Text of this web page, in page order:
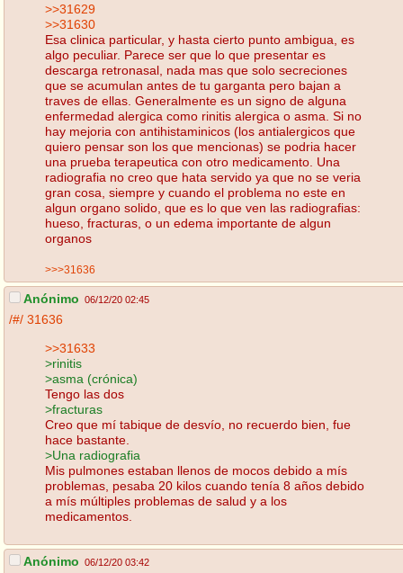
>>31629
>>31630
Esa clinica particular, y hasta cierto punto ambigua, es
algo peculiar. Parece ser que lo que presentar es
descarga retronasal, nada mas que solo secreciones
que se acumulan antes de tu garganta pero bajan a
traves de ellas. Generalmente es un signo de alguna
enfermedad alergica como rinitis alergica o asma. Si no
hay mejoria con antihistaminicos (los antialergicos que
quiero pensar son los que mencionas) se podria hacer
una prueba terapeutica con otro medicamento. Una
radiografia no creo que hata servido ya que no se veria
gran cosa, siempre y cuando el problema no este en
algun organo solido, que es lo que ven las radiografias:
hueso, fracturas, o un edema importante de algun
organos
>>>31636
Anónimo 06/12/20 02:45
/#/ 31636
>>31633
>rinitis
>asma (crónica)
Tengo las dos
>fracturas
Creo que mí tabique de desvío, no recuerdo bien, fue
hace bastante.
>Una radiografia
Mis pulmones estaban llenos de mocos debido a mís
problemas, pesaba 20 kilos cuando tenía 8 años debido
a mís múltiples problemas de salud y a los
medicamentos.
Anónimo 06/12/20 03:42